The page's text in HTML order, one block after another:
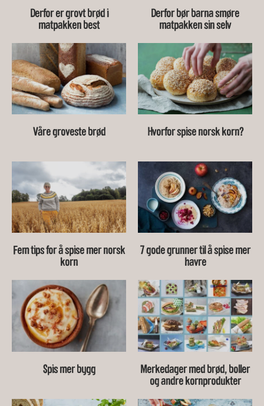
Derfor er grovt brød i
matpakken best
Derfor bør barna smøre
matpakken sin selv
Våre groveste brød Hvorfor spise norsk korn?
Fem tips for å spise mer norsk
korn
7 gode grunner til å spise mer
havre
Spis mer bygg
Merkedager med brød, boller
og andre kornprodukter